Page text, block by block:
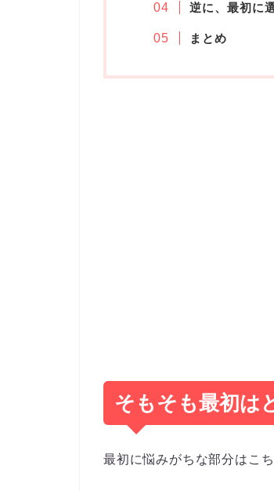
逆に、最初に
まとめ
そもそも最初は
最初に悩みがちな部分はこ